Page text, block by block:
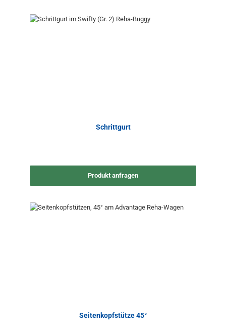
Schrittgurt
Produkt anfragen
Seitenkopfstütze 45°